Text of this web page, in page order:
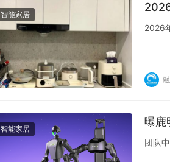
智能家居
2026
智能家居
曝鹿
团队